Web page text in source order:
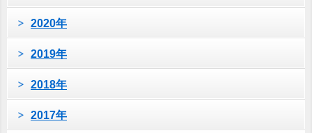
2020年
2019年
2018年
2017年